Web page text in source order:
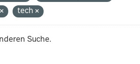
tech
Suche.